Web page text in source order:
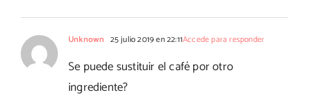
Unknown 25 julio 2019 en 22:11Accede para responder
Se puede sustituir el café por otro
ingrediente?